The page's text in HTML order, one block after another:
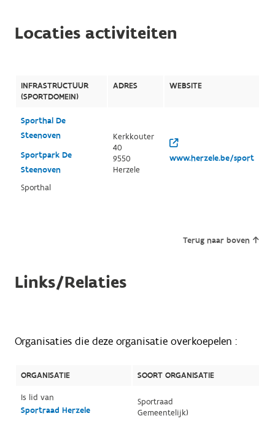
Locaties activiteiten
INFRASTRUCTUUR
(SPORTDOMEIN)
ADRES WEBSITE
Sporthal De
Steenoven
Sportpark De
Steenoven
Sporthal
Kerkkouter
40
9550
Herzele
www.herzele.be/sport
Terug naar boven
Links/Relaties
Organisaties die deze organisatie overkoepelen :
ORGANISATIE
SOORT ORGANISATIE
Is lid van
Sportraad Herzele
Sportraad
Gemeentelijk)